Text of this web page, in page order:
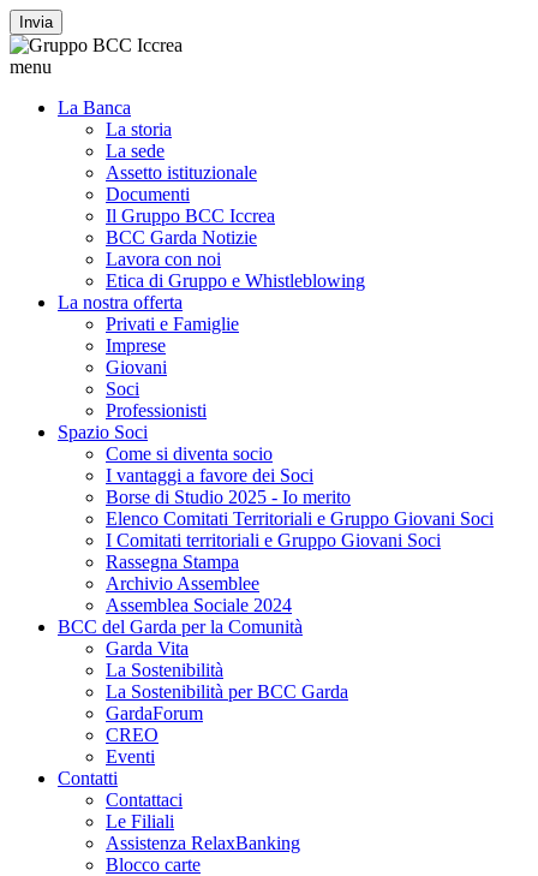
Invia
menu
La Banca
La storia
La sede
Assetto istituzionale
Documenti
Il Gruppo BCC Iccrea
BCC Garda Notizie
Lavora con noi
Etica di Gruppo e Whistleblowing
La nostra offerta
Privati e Famiglie
Imprese
Giovani
Soci
Professionisti
Spazio Soci
Come si diventa socio
I vantaggi a favore dei Soci
Borse di Studio 2025 - Io merito
Elenco Comitati Territoriali e Gruppo Giovani Soci
I Comitati territoriali e Gruppo Giovani Soci
Rassegna Stampa
Archivio Assemblee
Assemblea Sociale 2024
BCC del Garda per la Comunità
Garda Vita
La Sostenibilità
La Sostenibilità per BCC Garda
GardaForum
CREO
Eventi
Contatti
Contattaci
Le Filiali
Assistenza RelaxBanking
Blocco carte